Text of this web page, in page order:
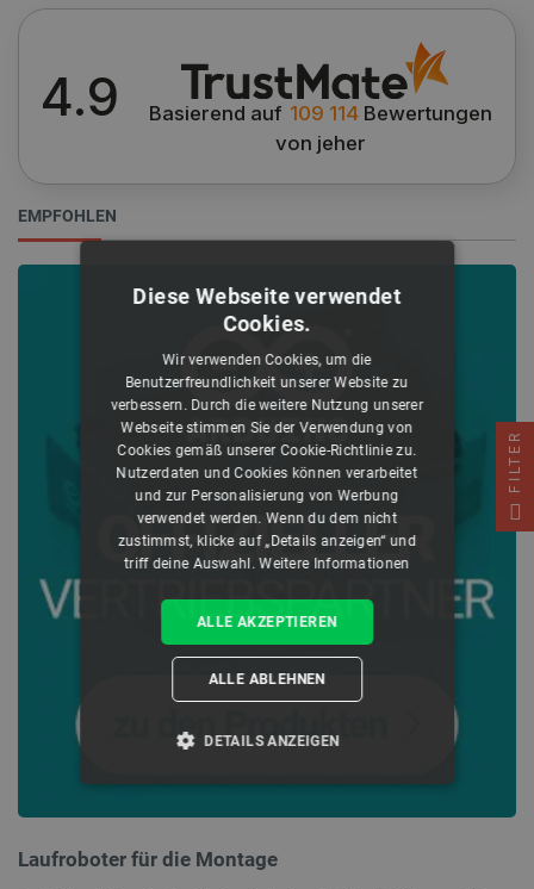
4.9 Basierend auf 109 114Bewertungen
von jeher
EMPFOHLEN
Laufroboter für die Montage
FILTER
Diese Webseite verwendet
Cookies.
Wir verwenden Cookies, um die
Benutzerfreundlichkeit unserer Website zu
verbessern. Durch die weitere Nutzung unserer
Webseite stimmen Sie der Verwendung von
Cookies gemäß unserer Cookie-Richtlinie zu.
Nutzerdaten und Cookies können verarbeitet
und zur Personalisierung von Werbung
verwendet werden. Wenn du dem nicht
zustimmst, klicke auf „Details anzeigen“ und
triff deine Auswahl.Weitere Informationen
ALLE AKZEPTIEREN
ALLE ABLEHNEN
DETAILS ANZEIGEN
PERFORMANCE